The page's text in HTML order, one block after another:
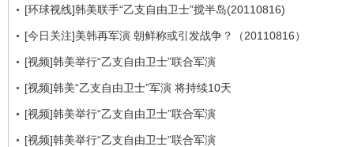
[环球视线]韩美联手“乙支自由卫士”搅半岛(20110816)
[今日关注]美韩再军演 朝鲜称或引发战争？（20110816）
[视频]韩美举行“乙支自由卫士”联合军演
[视频]韩美“乙支自由卫士”军演 将持续10天
[视频]韩美举行“乙支自由卫士”联合军演
[视频]韩美举行“乙支自由卫士”联合军演